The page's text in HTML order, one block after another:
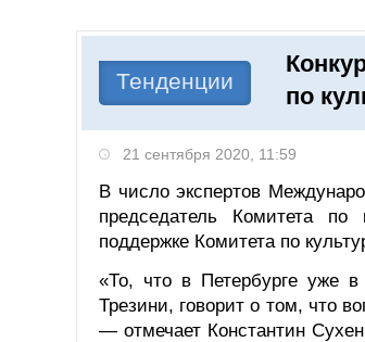
Тенденции
по
21 сентября 2020, 11:59
В число экспертов
председатель Комитета по
поддержке Комитета по
«То, что в Петербурге уже в
Трезини, говорит о том, что
— отмечает Константин